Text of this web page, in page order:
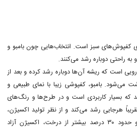
کفپوش‌های سبز است. انتخاب‌هایی چون بامبو و
به راحتی دوباره رشد می‌کنند.
است که ریشه آن‌ها دوباره رشد کرده و بعد از
می‌شود. بامبو، کفپوشی زیبا با نمای طبیعی و
بسیار کاربردی است و در طرح‌ها و رنگ‌های
هرجایی رشد می‌کند و از نظر تولید اکسیژن،
محصولی بی‌نظیر است؛ بامبو حدود ۳۰ درصد بیشتر از درخت، اکسیژن آزاد